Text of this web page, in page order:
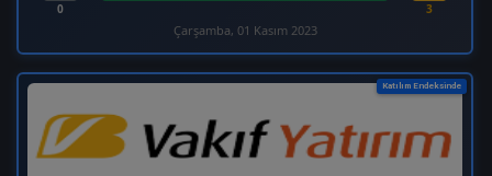
0 3
Çarşamba, 01 Kasım 2023
Katılım Endeksinde